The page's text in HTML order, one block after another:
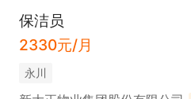
保洁员
2330元/月
永川